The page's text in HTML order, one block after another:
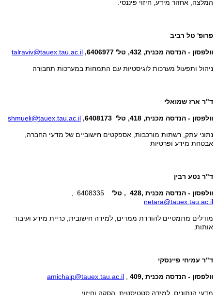
המלצה, אחזור מידע, חיזוי פיננסי.
פרופ' טל רביב
וולפסון - הנדסה מכנית, 432, טל' 6406977, talraviv@tauex.tau.ac.il
ניהול ותפעול מערכות לוגיסטיות עם התמחות במערכות תחבורה
ד"ר ארז שמואלי
וולפסון - הנדסה מכנית, 418, טל' 6408173, shmueli@tauex.tau.ac.il
נתוני עתק, רשתות מורכבות, אספקטים חישוביים של מדעי החברה,
אבטחת מידע ופרטיות
ד"ר נטע רבין
וולפסון - הנדסה מכנית ,428 , טל'
netara@tauex.tau.ac.il
מודלים מתמטיים להורדת ממדים, למידה חישובית, כריית מידע ועיבוד
אותות.
ד"ר עמיחי פיינסקי
וולפסון - הנדסה מכנית ,409
amichaip@tauex.tau.ac.il
מדעי הנתונים, למידה סטטיסטית, הסקה וחיזוי